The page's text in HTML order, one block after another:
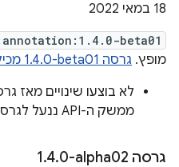
‫18 במאי 2022
beta01
מופץ. גרסה ‎1.4.0-beta01 מכילה את השמירות האלה.
לא בוצעו שינויים מאז
ממשק ה-API ננעל לגרסת הבטא.
גרסה ‎1 .4.0-alpha02